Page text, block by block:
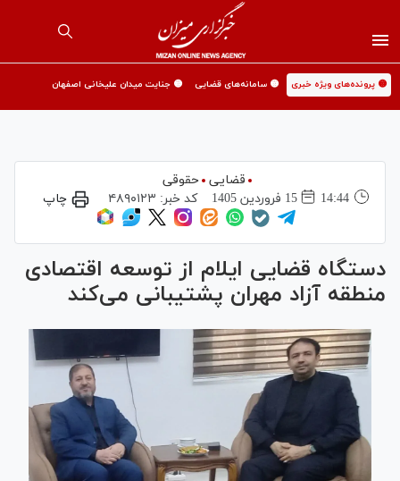
🟡 پرونده‌های ویژه خبری 🟡 سامانه‌های قضایی 🟡 جنایت میدان علیخانی اصفهان
قضایی حقوقی
14:44
15 فروردين 1405 کد خبر: ۴۸۹۰۱۲۳ چاپ
دستگاه قضایی ایلام از توسعه اقتصادی
منطقه آزاد مهران پشتیبانی می‌کند